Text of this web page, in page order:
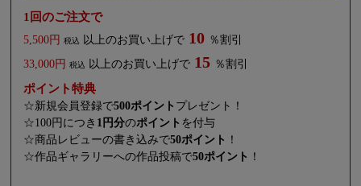
1回のご注文で
5,500円 税込 以上のお買い上げで 10 ％割引
33,000円
税込 以上のお買い上げで 15 ％割引
ポイント特典
☆新規会員登録で500ポイント プレゼント！
☆100円につき 1円分のポイント を付与
☆商品レビューの書き込みで50ポイント ！
☆作品ギャラリーへの作品投稿で50ポイント ！